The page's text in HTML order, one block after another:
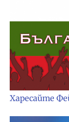
Харесайте